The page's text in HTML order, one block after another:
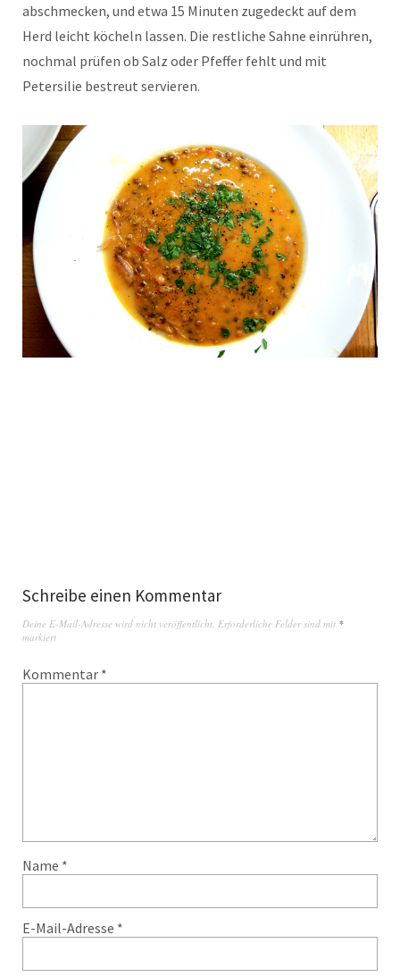
abschmecken, und etwa 15 Minuten zugedeckt auf dem
Herd leicht köcheln lassen. Die restliche Sahne einrühren,
nochmal prüfen ob Salz oder Pfeffer fehlt und mit
Petersilie bestreut servieren.
Schreibe einen Kommentar
Deine E-Mail-Adresse wird nicht veröffentlicht. Erforderliche Felder sind mit *
markiert
Kommentar *
Name *
E-Mail-Adresse *